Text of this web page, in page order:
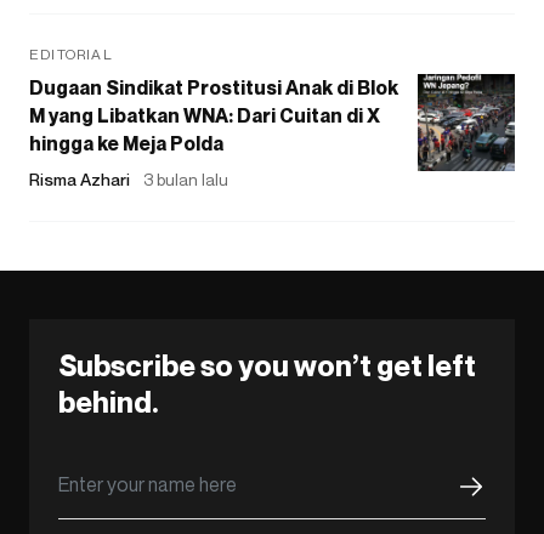
EDITORIAL
Dugaan Sindikat Prostitusi Anak di Blok
M yang Libatkan WNA: Dari Cuitan di X
hingga ke Meja Polda
Risma Azhari 3 bulan lalu
Subscribe so you won’t get left
behind.